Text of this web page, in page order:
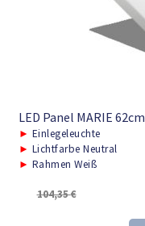
LED Panel MARIE 62cm
► Einlegeleuchte
► Lichtfarbe Neutral
► Rahmen Weiß
104,35€